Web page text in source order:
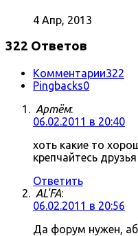
4 Апр, 2013
322 Ответов
Комментарии322
Pingbacks0
Артём:
06.02.2011 в 20:40
хоть какие то
крепчайтесь друзья
Ответить
AL'FA:
06.02.2011 в 20:56
Да форум нужен,